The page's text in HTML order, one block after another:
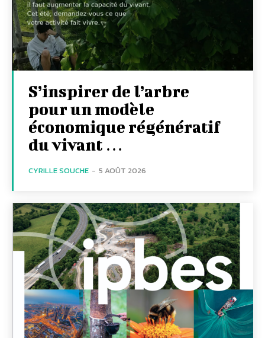
S’inspirer de l’arbre
pour un modèle
économique régénératif
du vivant …
CYRILLE SOUCHE - 5 AOÛT 2026